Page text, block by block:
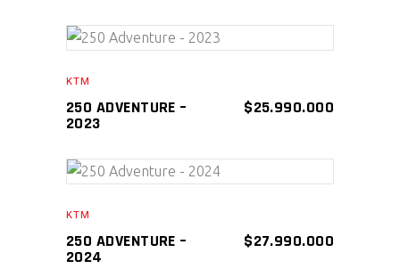
KTM
250 ADVENTURE –
2023
$25.990.000
KTM
250 ADVENTURE –
2024
$27.990.000